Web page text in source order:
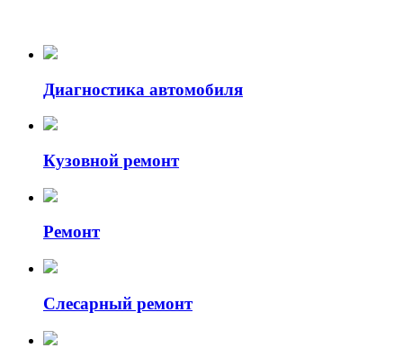
Диагностика автомобиля
Кузовной ремонт
Ремонт
Слесарный ремонт